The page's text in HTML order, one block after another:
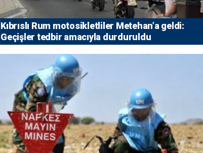
Kıbrıslı Rum motosikletliler Metehan’a geldi:
Geçişler tedbir amacıyla durduruldu